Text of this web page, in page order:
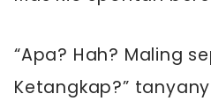
“Apa? Hah? Maling
Ketangkap?”